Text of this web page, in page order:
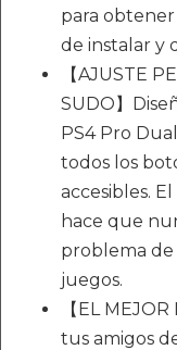
para obtener
de instalar y
【AJUSTE
SUDO】
PS4 Pro
todos los
accesibles.
hace que
problema de
juegos.
【EL
tus amigos